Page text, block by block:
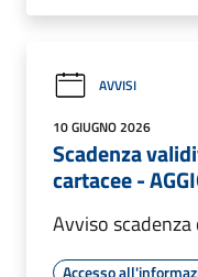
AVVISI
10 GIUGNO 2026
Scadenza
cartacee -
Avviso
Accesso